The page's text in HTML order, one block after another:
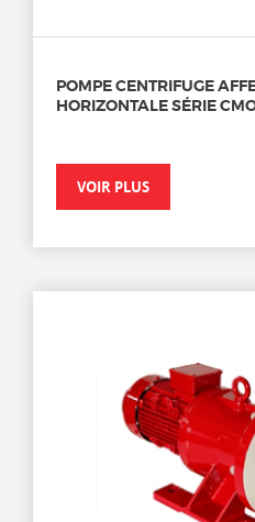
POMPE CENTRIFUGE
HORIZONTALE SÉRIE
VOIR PLUS